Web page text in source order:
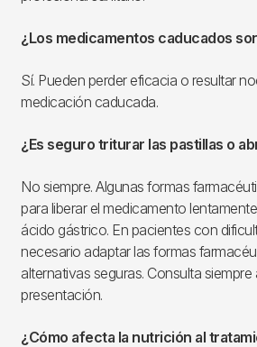
¿Los medicamentos caducados
Sí. Pueden perder eficacia o resultar
medicación caducada.
¿Es seguro triturar las pastillas o
No siempre. Algunas formas
para liberar el medicamento
ácido gástrico. En pacientes con
necesario adaptar las formas
alternativas seguras. Consulta
presentación.
¿Cómo afecta la nutrición al